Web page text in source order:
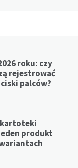
roku: czy
rejestrować
palców?
kartoteki
produkt